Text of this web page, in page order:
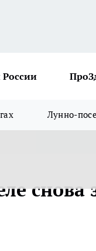
России
Лунно-
снова